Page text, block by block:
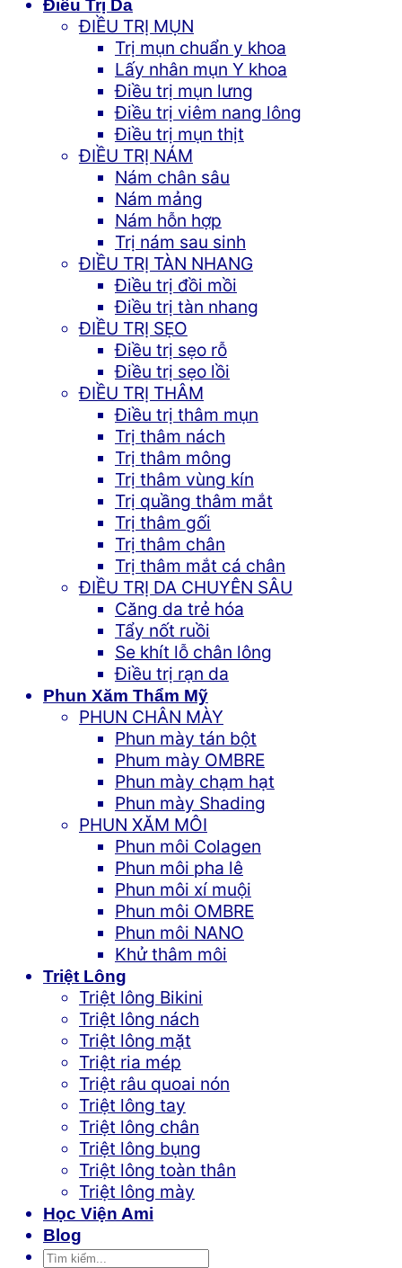
Điều Trị Da
ĐIỀU TRỊ MỤN
Trị mụn chuẩn y khoa
Lấy nhân mụn Y khoa
Điều trị mụn lưng
Điều trị viêm nang lông
Điều trị mụn thịt
ĐIỀU TRỊ NÁM
Nám chân sâu
Nám mảng
Nám hỗn hợp
Trị nám sau sinh
ĐIỀU TRỊ TÀN NHANG
Điều trị đồi mồi
Điều trị tàn nhang
ĐIỀU TRỊ SẸO
Điều trị sẹo rỗ
Điều trị sẹo lồi
ĐIỀU TRỊ THÂM
Điều trị thâm mụn
Trị thâm nách
Trị thâm mông
Trị thâm vùng kín
Trị quầng thâm mắt
Trị thâm gối
Trị thâm chân
Trị thâm mắt cá chân
ĐIỀU TRỊ DA CHUYÊN SÂU
Căng da trẻ hóa
Tẩy nốt ruồi
Se khít lỗ chân lông
Điều trị rạn da
Phun Xăm Thẩm Mỹ
PHUN CHÂN MÀY
Phun mày tán bột
Phum mày OMBRE
Phun mày chạm hạt
Phun mày Shading
PHUN XĂM MÔI
Phun môi Colagen
Phun môi pha lê
Phun môi xí muội
Phun môi OMBRE
Phun môi NANO
Khử thâm môi
Triệt Lông
Triệt lông Bikini
Triệt lông nách
Triệt lông mặt
Triệt ria mép
Triệt râu quoai nón
Triệt lông tay
Triệt lông chân
Triệt lông bụng
Triệt lông toàn thân
Triệt lông mày
Học Viện Ami
Blog